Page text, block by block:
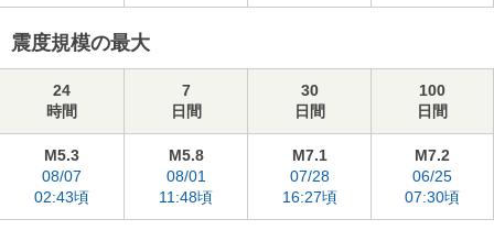
震度規模の最大
24
時間
7
日間
30
日間
100
日間
M5.3
08/07
02:43頃
M5.8
08/01
11:48頃
M7.1
07/28
16:27頃
M7.2
06/25
07:30頃